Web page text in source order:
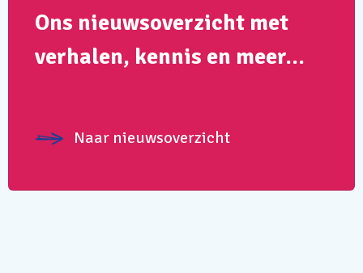
Ons nieuwsoverzicht met
verhalen, kennis en meer…
Naar nieuwsoverzicht